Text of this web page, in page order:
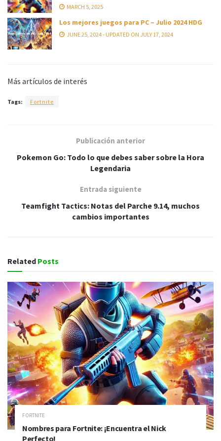
MARCH 5, 2025
Los mejores juegos para PC – Julio 2024 HDG
JUNE 25, 2024 - UPDATED ON JULY 17, 2024
Más artículos de interés
Tags: Fortnite
Publicación anterior
Pokemon Go: Todo lo que debes saber sobre la Hora
Legendaria
Entrada siguiente
Teamfight Tactics: Notas del Parche 9.14, muchos
cambios importantes
Related Posts
FORTNITE
Nombres para Fortnite: ¡Encuentra el Nick
Perfecto!